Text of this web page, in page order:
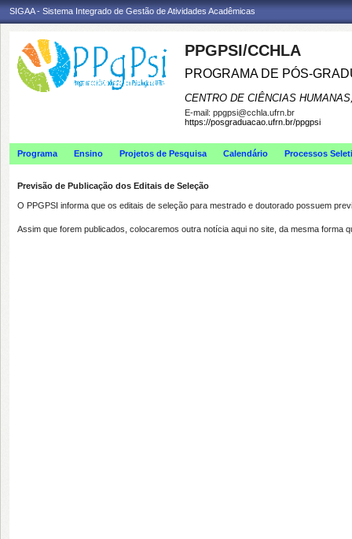
SIGAA - Sistema Integrado de Gestão de Atividades Acadêmicas
PPGPSI/CCHLA
PROGRAMA DE PÓS-
CENTRO DE CIÊNCIAS
E-mail: ppgpsi@cchla.ufrn.br
https://posgraduacao.ufrn.br/ppgpsi
Programa Ensino Projetos de Pesquisa Calendário Processos
Previsão de Publicação dos Editais de Seleção
O PPGPSI informa que os editais de seleção para mestrado e doutorado possuem
Assim que forem publicados, colocaremos outra notícia aqui no site, da mesma forma